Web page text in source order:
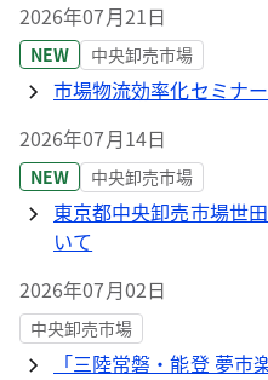
2026年07月21日
NEW 中央卸売市場
市場物流効率化セミナ
2026年07月14日
NEW 中央卸売市場
東京都中央卸売市場世
いて
2026年07月02日
中央卸売市場
「三陸常磐・能登 夢市